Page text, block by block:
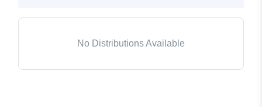
No Distributions Available